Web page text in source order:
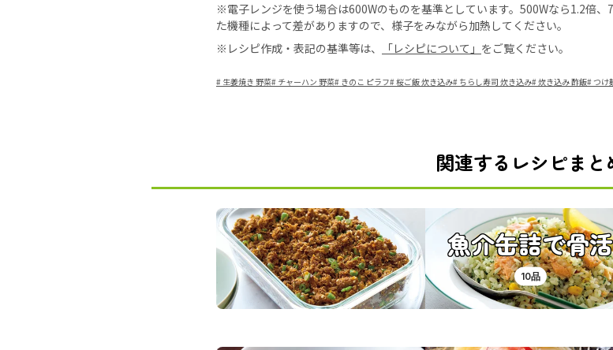
※電子レンジを使う場合は600Wのものを基準としています。500Wなら1.2倍
た機種によって差がありますので、様子をみながら加熱してください。
※レシピ作成・表記の基準等は、
「レシピについて」 をご覧ください。
# 生姜焼き 野菜# チャーハン 野菜# きのこ ピラフ#桜ご飯 炊き込み# ちらし寿司 炊き込み#炊き込み 酢飯# つけ
関連するレシピまと
魚介缶詰で骨活
10品